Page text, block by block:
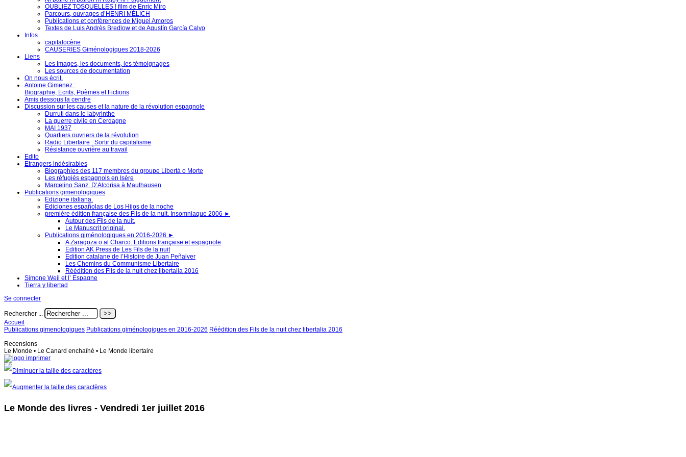
OUBLIEZ TOSQUELLES ! film de Enric Miro
Parcours, ouvrages d’HENRI MÉLICH
Publications et conférences de Miguel Amoros
Textes de Luis Andrès Bredlow et de Agustín García Calvo
Infos
capitalocène
CAUSERIES Giménologiques 2018-2026
Liens
Les Images, les documents, les témoignages
Les sources de documentation
On nous écrit.
Antoine Gimenez :
Biographie, Ecrits, Poèmes et Fictions
Amis dessous la cendre
Discussion sur les causes et la nature de la révolution espagnole
Durruti dans le labyrinthe
La guerre civile en Cerdagne
MAI 1937
Quartiers ouvriers de la révolution
Radio Libertaire : Sortir du capitalisme
Résistance ouvrière au travail
Edito
Etrangers indésirables
Biographies des 117 membres du groupe Libertà o Morte
Les réfugiés espagnols en Isère
Marcelino Sanz. D’Alcorisa à Mauthausen
Publications gimenologiques
Edizione italiana.
Ediciones españolas de Los Hijos de la noche
première édition française des Fils de la nuit. Insomniaque 2006 ►
Autour des Fils de la nuit.
Le Manuscrit original.
Publications giménologiques en 2016-2026 ►
A Zaragoza o al Charco. Editions française et espagnole
Edition AK Press de Les Fils de la nuit
Edition catalane de l’Histoire de Juan Peñalver
Les Chemins du Communisme Libertaire
Réédition des Fils de la nuit chez libertalia 2016
Simone Weil et l’ Espagne
Tierra y libertad
Se connecter
Rechercher ...
Accueil
Publications gimenologiques Publications giménologiques en 2016-2026 Réédition des Fils de la nuit chez libertalia 2016
Recensions
Le Monde • Le Canard enchaîné • Le Monde libertaire
Le Monde des livres - Vendredi 1er juillet 2016